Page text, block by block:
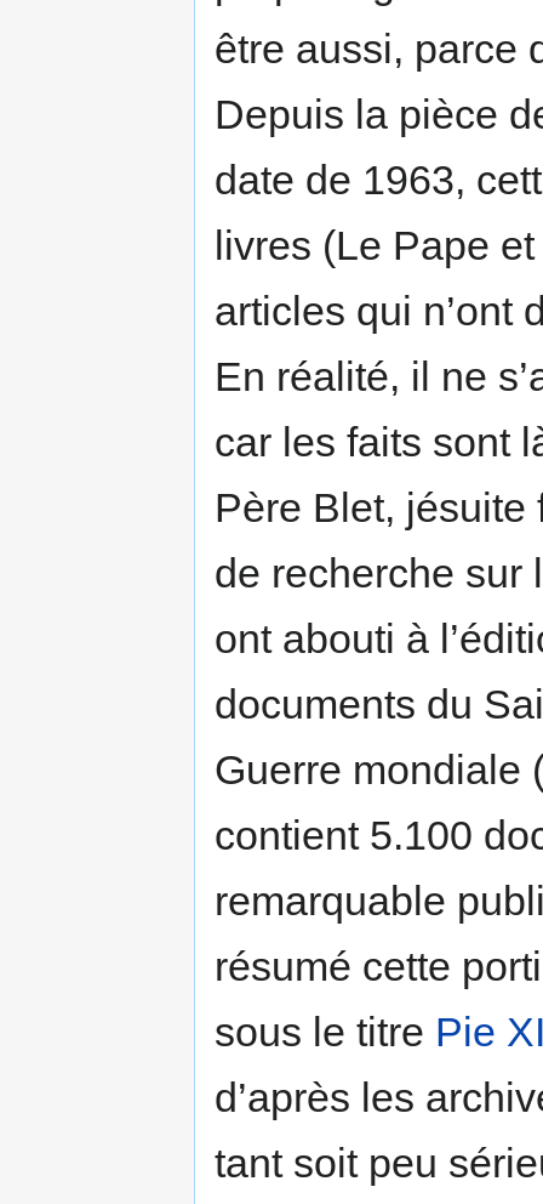
être aussi, parce
Depuis la pièce
date de 1963,
livres (Le Pape
articles qui n’ont
En réalité, il ne
car les faits sont
Père Blet, jésuite
de recherche sur
ont abouti à
documents du
Guerre mondiale
contient 5.100
remarquable
résumé cette
sous le titre Pie
d’après les
tant soit peu